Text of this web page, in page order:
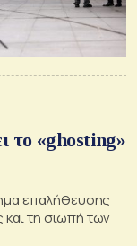
το «ghosting»
επαλήθευσης
και τη σιωπή των